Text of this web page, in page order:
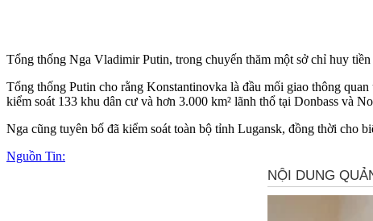
Tổng thống Nga Vladimir Putin, trong chuyến thăm một sở chỉ huy
Tổng thống Putin cho rằng Konstantinovka là đầu mối giao thông
kiểm soát 133 khu dân cư và hơn 3.000 km² lãnh thổ tại Donbass và
Nga cũng tuyên bố đã kiểm soát toàn bộ tỉnh Lugansk, đồng thời cho
Nguồn Tin: